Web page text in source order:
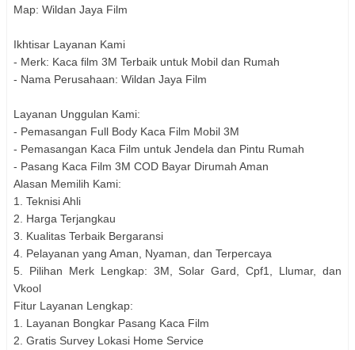
Map: Wildan Jaya Film
Ikhtisar Layanan Kami
- Merk: Kaca film 3M Terbaik untuk Mobil dan Rumah
- Nama Perusahaan: Wildan Jaya Film
Layanan Unggulan Kami:
- Pemasangan Full Body Kaca Film Mobil 3M
- Pemasangan Kaca Film untuk Jendela dan Pintu Rumah
- Pasang Kaca Film 3M COD Bayar Dirumah Aman
Alasan Memilih Kami:
1. Teknisi Ahli
2. Harga Terjangkau
3. Kualitas Terbaik Bergaransi
4. Pelayanan yang Aman, Nyaman, dan Terpercaya
5. Pilihan Merk Lengkap: 3M, Solar Gard, Cpf1, Llumar, dan
Vkool
Fitur Layanan Lengkap:
1. Layanan Bongkar Pasang Kaca Film
2. Gratis Survey Lokasi Home Service